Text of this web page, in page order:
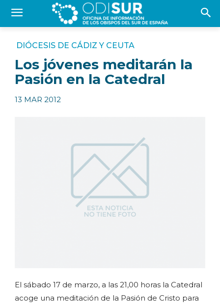
DIÓCESIS DE CÁDIZ Y CEUTA
Los jóvenes meditarán la
Pasión en la Catedral
13 MAR 2012
El sábado 17 de marzo, a las 21,00 horas la Catedral
acoge una meditación de la Pasión de Cristo para